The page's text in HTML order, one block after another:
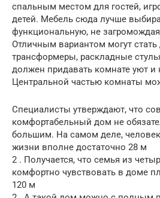
спальным местом для гостей,
детей. Мебель сюда лучше
функциональную, не
Отличным вариантом могут
трансформеры, раскладные
должен придавать комнате уют
Центральной частью комнаты
Специалисты утверждают, что
комфортабельный дом не
большим. На самом деле,
жизни вполне достаточно 28 м
2 . Получается, что семья из
комфортно чувствовать в доме
120 м